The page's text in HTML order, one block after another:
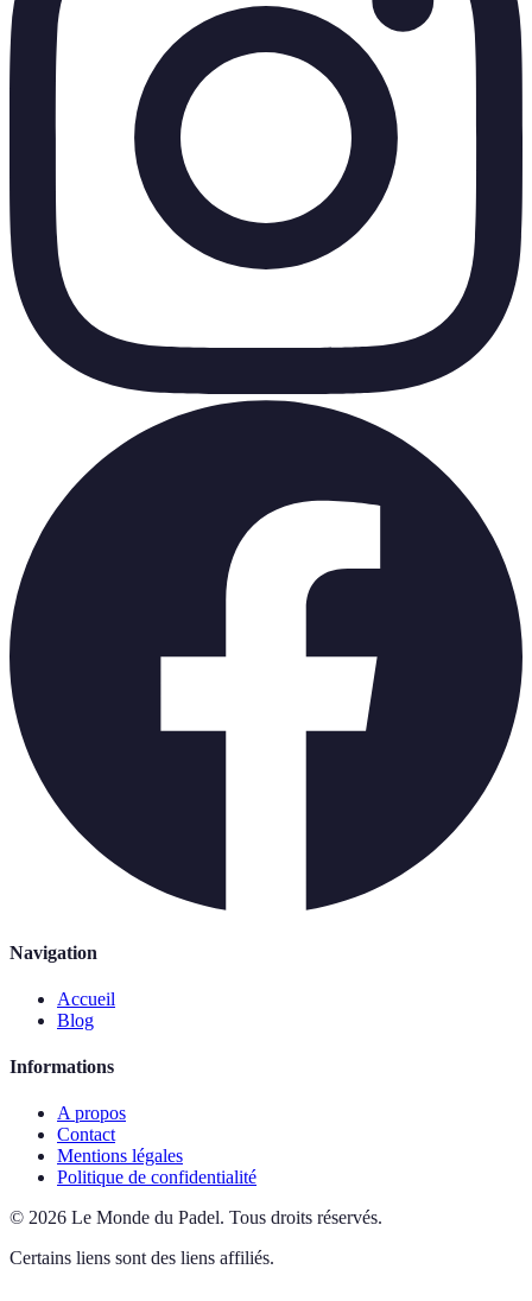
Navigation
Accueil
Blog
Informations
A propos
Contact
Mentions légales
Politique de confidentialité
© 2026 Le Monde du Padel. Tous droits réservés.
Certains liens sont des liens affiliés.